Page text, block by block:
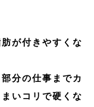
が付きやすくな
分の仕事までカ
いコリで硬くな